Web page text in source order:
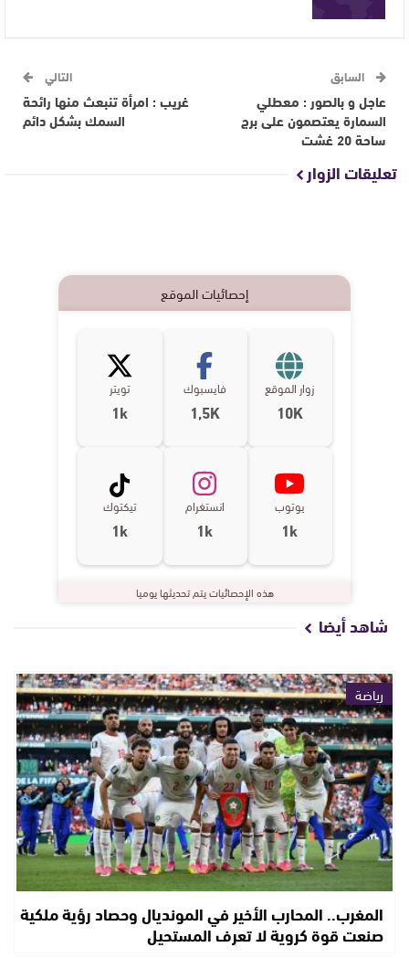
السابق
عاجل و بالصور : معطلي
السمارة يعتصمون على برج
ساحة 20 غشت
التالي
غريب : امرأة تنبعث منها رائحة
السمك بشكل دائم
تعليقات الزوار
إحصائيات الموقع
زوار الموقع
10K
فايسبوك
1,5K
تويتر
1k
يوتوب
1k
انستغرام
1k
تيكتوك
1k
هذه الإحصائيات يتم تحديثها يوميا
شاهد أيضا
رياضة
المغرب.. المحارب الأخير في المونديال وحصاد رؤية ملكية
صنعت قوة كروية لا تعرف المستحيل